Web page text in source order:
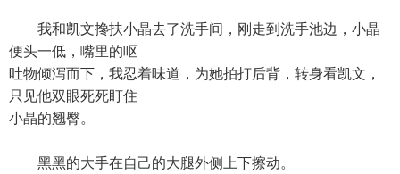
我和凯文搀扶小晶去了洗手间，刚走到洗手池边，小晶
便头一低，嘴里的呕
吐物倾泻而下，我忍着味道，为她拍打后背，转身看凯文，
只见他双眼死死盯住
小晶的翘臀。
黑黑的大手在自己的大腿外侧上下擦动。